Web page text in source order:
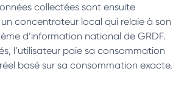
collectées sont ensuite
concentrateur local qui relaie à son
d’information national de GRDF.
l’utilisateur paie sa consommation
basé sur sa consommation exacte.